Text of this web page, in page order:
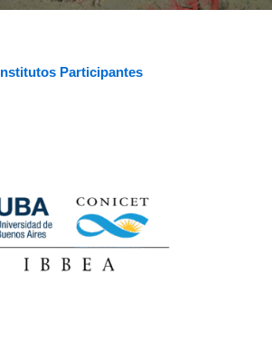
Institutos Participantes